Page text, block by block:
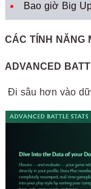
Bao giờ Big
CÁC TÍNH NĂNG
ADVANCED
Đi sâu hơn vào